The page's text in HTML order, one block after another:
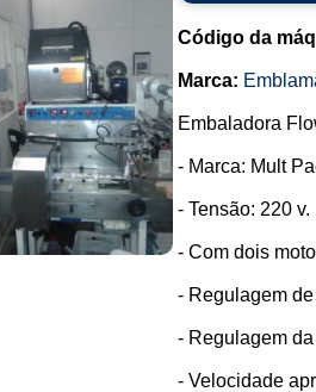
Código da
Marca:
Embaladora
- Marca: Mult
- Tensão: 220 v.
- Com dois
- Regulagem
- Regulagem
- Velocidade